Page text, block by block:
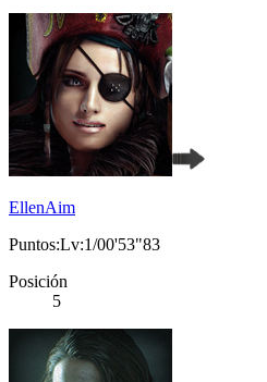
EllenAim
Puntos:Lv:1/00'53"83
Posición
5